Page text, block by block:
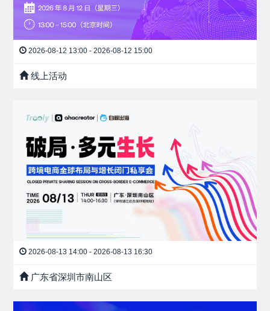
2026-08-12 13:00 - 2026-08-12 15:00
线上活动
2026-08-13 14:00 - 2026-08-13 16:30
广东省深圳市南山区